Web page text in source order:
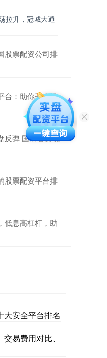
拉升，冠城大通
股票配资公司排
台：助你开启投
反弹 国泰君安现
股票配资平台排
低息高杠杆，助
大安全平台排名
易费用对比、